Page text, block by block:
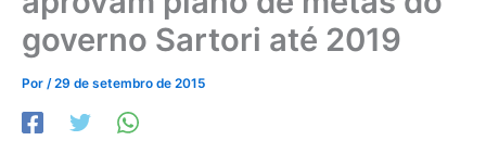
governo Sartori até 2019
Por /29 de setembro de 2015